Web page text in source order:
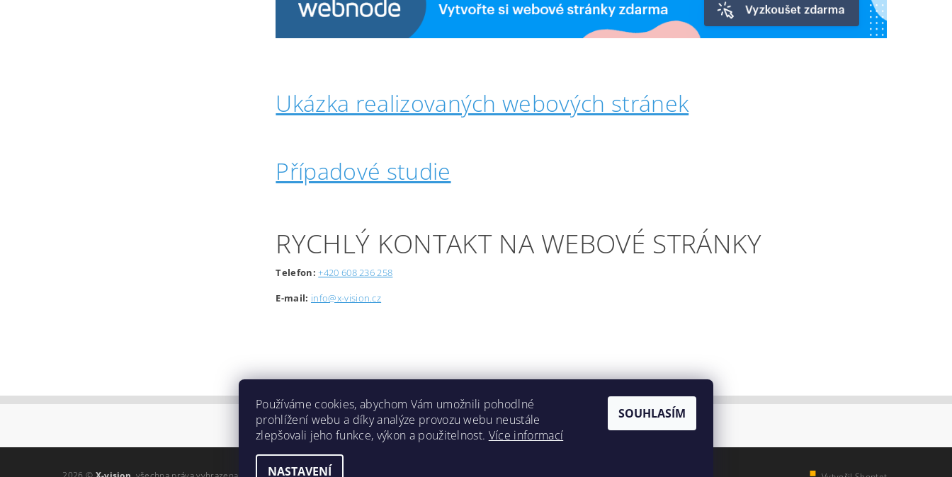
Ukázka realizovaných webových stránek
Případové studie
RYCHLÝ KONTAKT NA WEBOVÉ STRÁNKY
Telefon: +420 608 236 258
E-mail: info@x-vision.cz
Lokality
Používáme cookies, abychom Vám umožnili pohodlné
prohlížení webu a díky analýze provozu webu neustále
zlepšovali jeho funkce, výkon a použitelnost. Více informací
NASTAVENÍ
SOUHLASÍM